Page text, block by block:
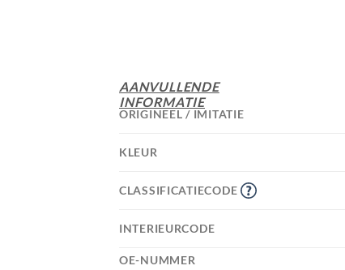
AANVULLENDE
INFORMATIE
ORIGINEEL / IMITATIE
KLEUR
CLASSIFICATIECODE
INTERIEURCODE
OE-NUMMER